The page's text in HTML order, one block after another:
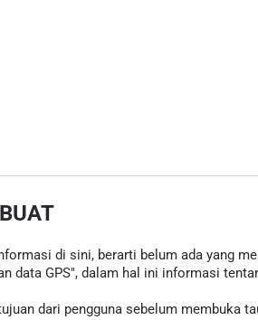
di sini, berarti belum ada yang
data GPS", dalam hal ini informasi
dari pengguna sebelum membuka